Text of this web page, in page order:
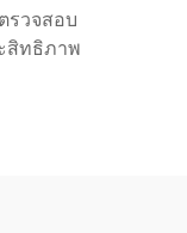
รวจสอบ
สิทธิภาพ